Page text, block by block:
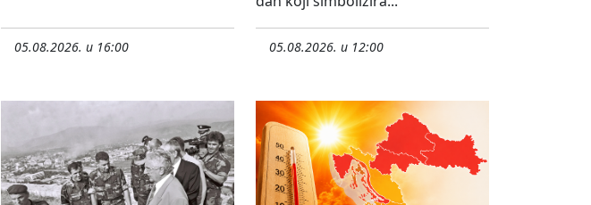
05.08.2026. u 16:00 05.08.2026. u 12:00